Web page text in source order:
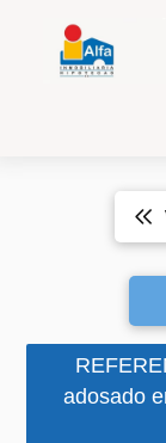
adosado